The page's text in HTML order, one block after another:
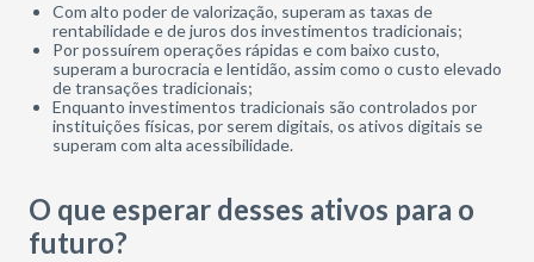
Com alto poder de valorização, superam as taxas de
rentabilidade e de juros dos investimentos tradicionais;
Por possuírem operações rápidas e com baixo custo,
superam a burocracia e lentidão, assim como o custo elevado
de transações tradicionais;
Enquanto investimentos tradicionais são controlados por
instituições físicas, por serem digitais, os ativos digitais se
superam com alta acessibilidade.
O que esperar desses ativos para o
futuro?